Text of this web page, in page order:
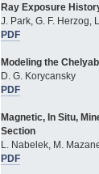
Ray Exposure
J. Park, G. F. Herzog,
PDF
Modeling the
D. G. Korycansky
PDF
Magnetic, In Situ,
Section
L. Nabelek, M.
PDF